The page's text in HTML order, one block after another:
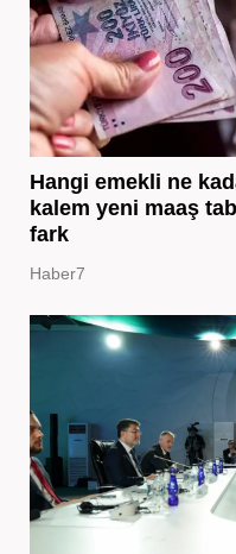
Hangi emekli ne
kalem yeni maaş
fark
Haber7